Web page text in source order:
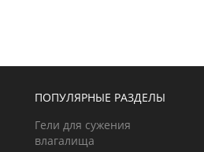
ПОПУЛЯРНЫЕ РАЗДЕЛЫ
Гели для сужения
влагалища